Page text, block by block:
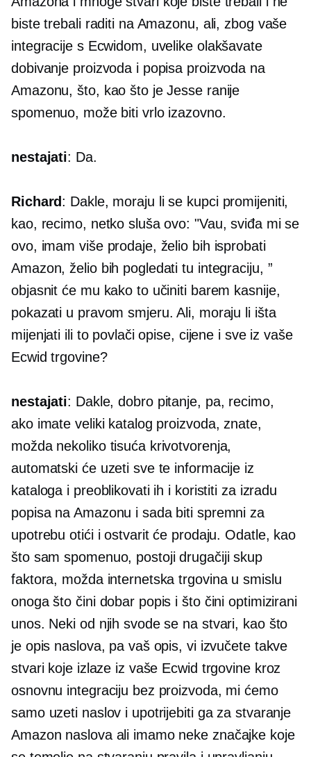
biste trebali raditi na Amazonu, ali, zbog vaše
integracije s Ecwidom, uvelike olakšavate
dobivanje proizvoda i popisa proizvoda na
Amazonu, što, kao što je Jesse ranije
spomenuo, može biti vrlo izazovno.
nestajati: Da.
Richard: Dakle, moraju li se kupci promijeniti,
kao, recimo, netko sluša ovo: "Vau, sviđa mi se
ovo, imam više prodaje, želio bih isprobati
Amazon, želio bih pogledati tu integraciju, ”
objasnit će mu kako to učiniti barem kasnije,
pokazati u pravom smjeru. Ali, moraju li išta
mijenjati ili to povlači opise, cijene i sve iz vaše
Ecwid trgovine?
nestajati: Dakle, dobro pitanje, pa, recimo,
ako imate veliki katalog proizvoda, znate,
možda nekoliko tisuća krivotvorenja,
automatski će uzeti sve te informacije iz
kataloga i preoblikovati ih i koristiti za izradu
popisa na Amazonu i sada biti spremni za
upotrebu otići i ostvarit će prodaju. Odatle, kao
što sam spomenuo, postoji drugačiji skup
faktora, možda internetska trgovina u smislu
onoga što čini dobar popis i što čini optimizirani
unos. Neki od njih svode se na stvari, kao što
je opis naslova, pa vaš opis, vi izvučete takve
stvari koje izlaze iz vaše Ecwid trgovine kroz
osnovnu integraciju bez proizvoda, mi ćemo
samo uzeti naslov i upotrijebiti ga za stvaranje
Amazon naslova ali imamo neke značajke koje